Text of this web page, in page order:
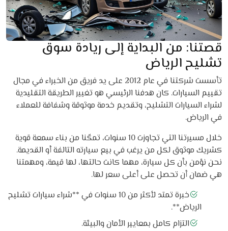
قصتنا: من البداية إلى ريادة سوق
تشليح الرياض
تأسست شركتنا في عام 2012 على يد فريق من الخبراء في مجال
تقييم السيارات. كان هدفنا الرئيسي هو تغيير الطريقة التقليدية
لشراء السيارات التشليح، وتقديم خدمة موثوقة وشفافة للعملاء
في الرياض.
خلال مسيرتنا التي تجاوزت 10 سنوات، تمكّنا من بناء سمعة قوية
كشريك موثوق لكل من يرغب في بيع سيارته التالفة أو القديمة.
نحن نؤمن بأن كل سيارة، مهما كانت حالتها، لها قيمة، ومهمتنا
هي ضمان أن تحصل على أعلى سعر لها.
خبرة تمتد لأكثر من 10 سنوات في **شراء سيارات تشليح
الرياض**.
التزام كامل بمعايير الأمان والبيئة.